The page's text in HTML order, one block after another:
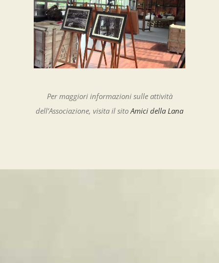
Per maggiori informazioni sulle attività
dell’Associazione, visita il sito Amici della Lana